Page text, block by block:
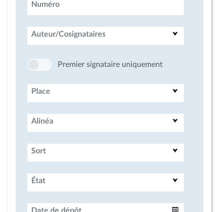
Numéro
Auteur/Cosignataires
Premier signataire uniquement
Place
Alinéa
Sort
État